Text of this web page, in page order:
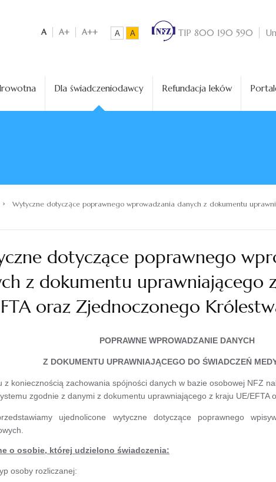
A A+ A++ A A TIP 800 190 590
Dla świadczeniodawcy Refundacja leków
›
Wytyczne dotyczące poprawnego wprowadzania danych z dokumentu
dotyczące poprawnego
z dokumentu uprawniającego
oraz Zjednoczonego
POPRAWNE WPROWADZANIE DANYCH
Z DOKUMENTU UPRAWNIAJĄCEGO DO ŚWIADCZEŃ
z koniecznością zachowania spójności danych w bazie osobowej NFZ
zgodnie z danymi z dokumentu uprawniającego z kraju UE/EFTA
ujednolicone wytyczne dotyczące poprawnego
o osobie, której udzielono świadczenia:
osoby rozliczanej: